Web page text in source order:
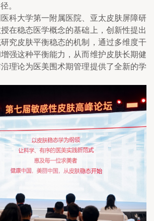
。
科大学第一附属医院、亚太皮肤屏障研
在稳态医学概念的基础上，创新性提出
究皮肤平衡稳态的机制，通过多维度干
强这种平衡能力，从而维护皮肤长期健
理论为医美围术期管理提供了全新的学